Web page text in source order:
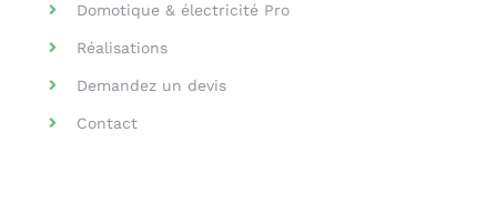
Domotique & électricité Pro
Réalisations
Demandez un devis
Contact